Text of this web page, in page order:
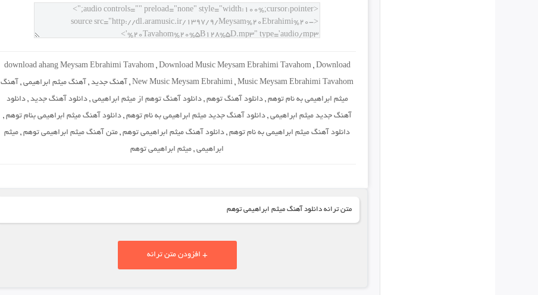
download ahang Meysam Ebrahimi Tavahom, Download Music Meysam Ebrahimi Tavahom, Download
New Music Meysam Ebrahimi ,Music Meysam Ebrahimi Tavahom
, آهنگ جدید, آهنگ میثم ابراهیمی, آهنگ
میثم ابراهیمی به نام توهم ,دانلود آهنگ توهم ,دانلود آهنگ توهم از میثم ابراهیمی ,دانلود آهنگ جدید ,دانلود
آهنگ جدید میثم ابراهیمی ,دانلود آهنگ جدید میثم ابراهیمی به نام توهم ,دانلود آهنگ میثم ابراهیمی بنام توهم ,
دانلود آهنگ میثم ابراهیمی به نام توهم, دانلود آهنگ میثم ابراهیمی توهم, متن آهنگ میثم ابراهیمی توهم, میثم
ابراهیمی, میثم ابراهیمی توهم
متن ترانه دانلود آهنگ میثم ابراهیمی توهم
+ افزودن متن ترانه